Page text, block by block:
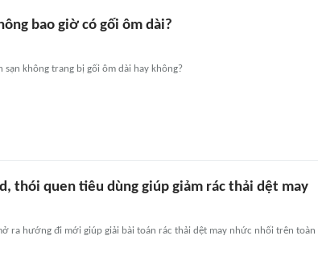
bao giờ có gối ôm dài?
sạn không trang bị gối ôm dài hay không?
thói quen tiêu dùng giúp giảm rác thải dệt may
ra hướng đi mới giúp giải bài toán rác thải dệt may nhức nhối trên toàn